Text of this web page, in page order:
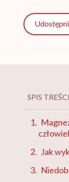
SPIS TREŚCI
Jak